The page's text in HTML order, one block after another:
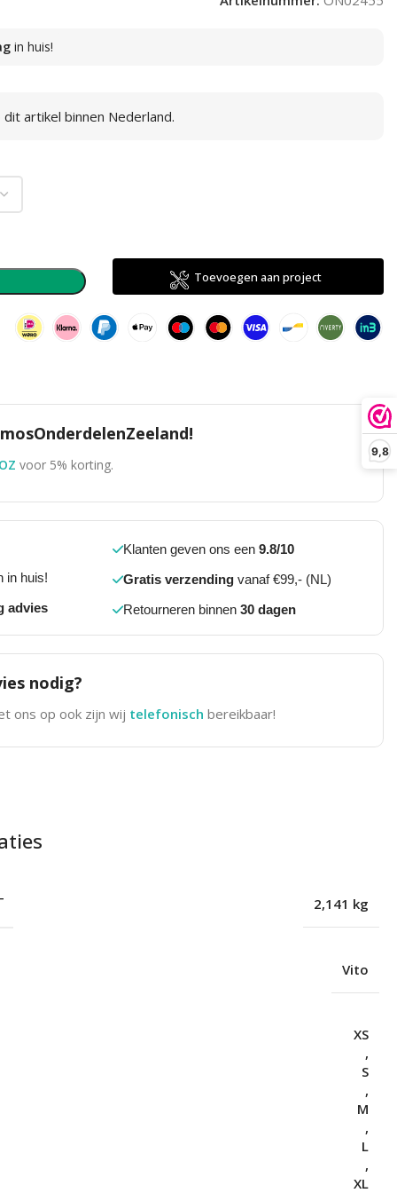
9,8
in huis!
dit artikel binnen Nederland.
Toevoegen aan project
voor 5% korting.
in huis!
advies
Klanten geven ons een 9.8/10
Gratis verzendingvanaf €99,- (NL)
Retourneren binnen 30 dagen
nodig?
ons op ook zijn wij telefonisch bereikbaar!
2,141 kg
Vito
XS
,
S
,
M
,
L
,
XL